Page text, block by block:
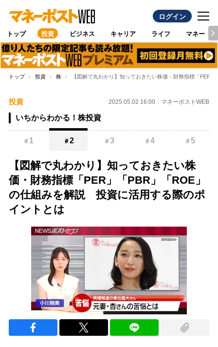
ログイン
トップ 投資 ビジネス キャリア ライフ マネー
トップ 投資 株 【図解で丸わかり】知っておきたい株価・財務指標「
投資 2025.05.02 16:00 マネーポストWEB
いちからわかる！株投資
＃ 1 ＃2 ＃3 ＃4 ＃5
【図解で丸わかり】知っておきたい株
価・財務指標「PER」「PBR」「ROE」
の仕組みを解説 投資に活用する際のポ
イントとは